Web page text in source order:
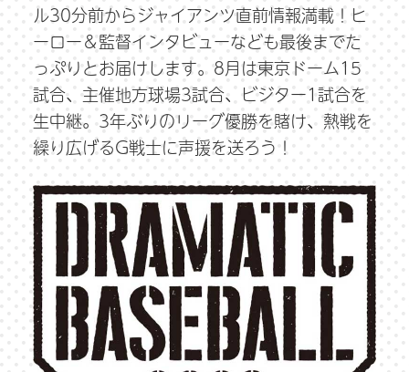
ル30分前からジャイアンツ直前情報満載！ヒ
ーロー＆監督インタビューなども最後までた
っぷりとお届けします。8月は東京ドーム15
試合、主催地方球場3試合、ビジター1試合を
生中継。3年ぶりのリーグ優勝を賭け、熱戦を
繰り広げるG戦士に声援を送ろう！